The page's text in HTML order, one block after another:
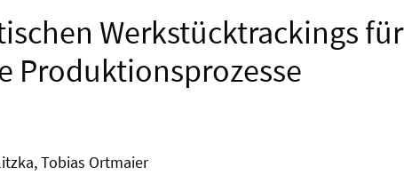
Werkstücktrackings für
Produktionsprozesse
Tobias Ortmaier